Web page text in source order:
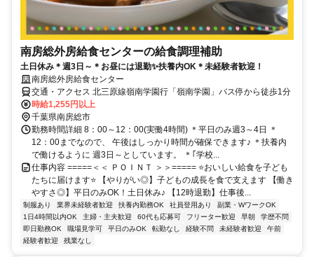
南房総外房給食センターの給食調理補助
土日休み＊週3日～＊お昼には退勤✨扶養内OK＊未経験者歓迎！
南房総外房給食センター
交通・アクセス 北三原線嶺南学園行「嶺南学園」バス停から徒歩1分
時給1,255円以上
千葉県南房総市
勤務時間詳細 8：00～12：00(実働4時間) ＊平日のみ週3～4日 ＊
12：00までなので、 午後はしっかり時間が確保できます♪ ＊扶養内
で働けるように 週3日～としています。 ＊｢学校...
仕事内容 =====＜＜ ＰＯＩＮＴ ＞＞===== ⭐おいしい給食を子ども
たちに届けます⭐ 【やりがい◎】子どもの成長を食で支えます 【働き
やすさ◎】平日のみOK！土日休み♪ 【12時退勤】仕事後...
制服あり 業界未経験者歓迎 扶養内勤務OK 社員登用あり
副業・WワークOK
1日4時間以内OK
主婦・主夫歓迎 60代も応募可 フリーター歓迎 早朝
学歴不問
即日勤務OK
職場見学可 平日のみOK 転勤なし 経験不問 未経験者歓迎
午前
経験者歓迎
残業なし